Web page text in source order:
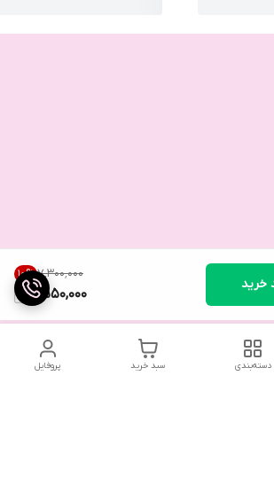
۷٬۳۰۰٬۰۰۰ 10%
6,550,000
خرید
پروفایل سبد خرید دسته‌بندی